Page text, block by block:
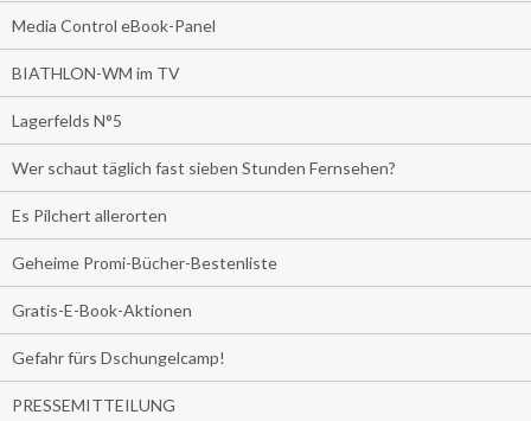
Media Control eBook-Panel
BIATHLON-WM im TV
Lagerfelds N°5
Wer schaut täglich fast sieben Stunden Fernsehen?
Es Pilchert allerorten
Geheime Promi-Bücher-Bestenliste
Gratis-E-Book-Aktionen
Gefahr fürs Dschungelcamp!
PRESSEMITTEILUNG